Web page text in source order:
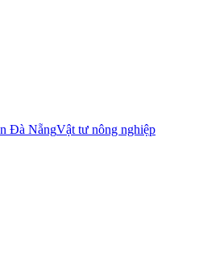
Đà NẵngVật tư nông nghiệp